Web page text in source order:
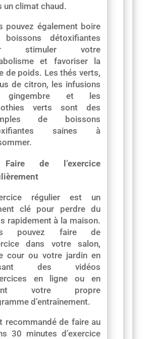
un climat chaud.
pouvez également boire
boissons détoxifiantes
stimuler votre
et favoriser la
de poids. Les thés verts,
de citron, les infusions
et les
verts sont des
de boissons
saines à
Faire de l’exercice
régulier est un
clé pour perdre du
rapidement à la maison.
pouvez faire de
dans votre salon,
cour ou votre jardin en
des vidéos
en ligne ou en
votre propre
d’entraînement.
recommandé de faire au
30 minutes d’exercice